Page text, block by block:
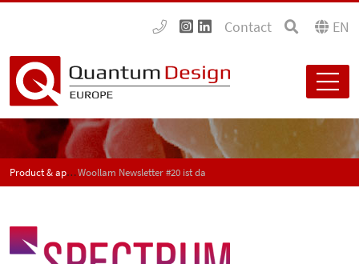
Contact EN
Product & application news - SPECTRUMWoollam Newsletter #20 ist da